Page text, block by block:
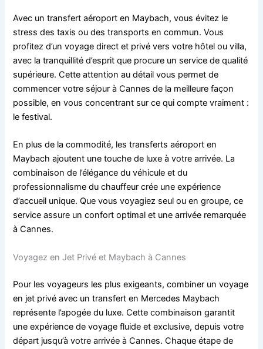
Avec un transfert aéroport en Maybach, vous évitez le
stress des taxis ou des transports en commun. Vous
profitez d’un voyage direct et privé vers votre hôtel ou villa,
avec la tranquillité d’esprit que procure un service de qualité
supérieure. Cette attention au détail vous permet de
commencer votre séjour à Cannes de la meilleure façon
possible, en vous concentrant sur ce qui compte vraiment :
le festival.
En plus de la commodité, les transferts aéroport en
Maybach ajoutent une touche de luxe à votre arrivée. La
combinaison de l’élégance du véhicule et du
professionnalisme du chauffeur crée une expérience
d’accueil unique. Que vous voyagiez seul ou en groupe, ce
service assure un confort optimal et une arrivée remarquée
à Cannes.
Voyagez en Jet Privé et Maybach à Cannes
Pour les voyageurs les plus exigeants, combiner un voyage
en jet privé avec un transfert en Mercedes Maybach
représente l’apogée du luxe. Cette combinaison garantit
une expérience de voyage fluide et exclusive, depuis votre
départ jusqu’à votre arrivée à Cannes. Chaque étape de